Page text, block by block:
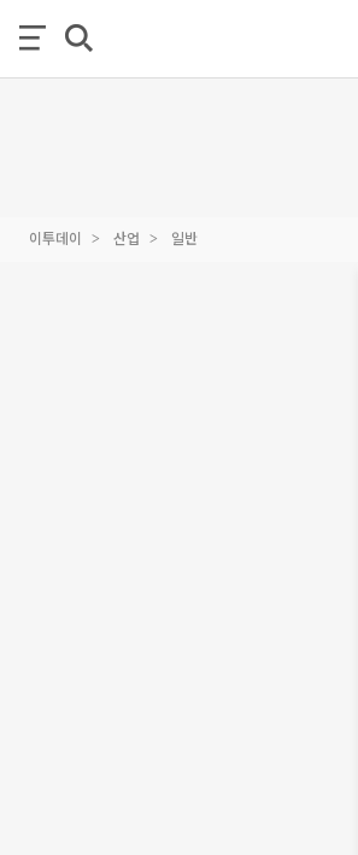
이투데이 산업 일반